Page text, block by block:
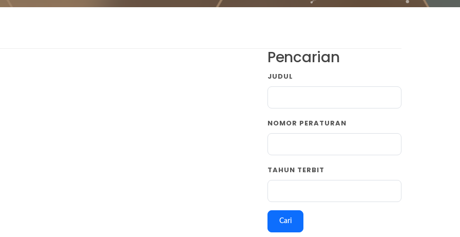
Pencarian
JUDUL
NOMOR PERATURAN
TAHUN TERBIT
Cari